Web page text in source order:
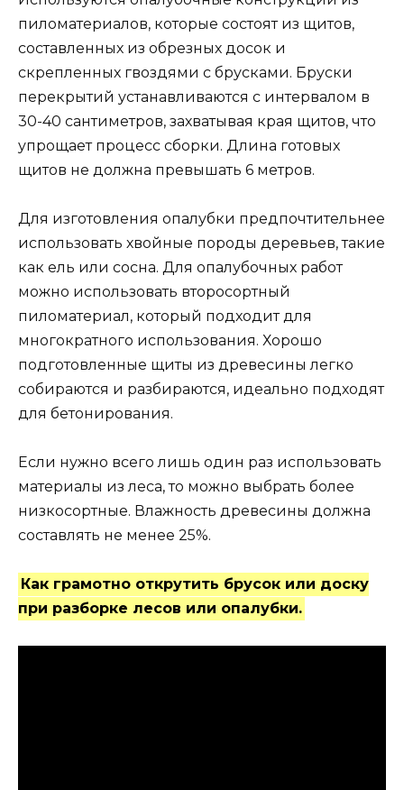
пиломатериалов, которые состоят из щитов,
составленных из обрезных досок и
скрепленных гвоздями с брусками. Бруски
перекрытий устанавливаются с интервалом в
30-40 сантиметров, захватывая края щитов, что
упрощает процесс сборки. Длина готовых
щитов не должна превышать 6 метров.
Для изготовления опалубки предпочтительнее
использовать хвойные породы деревьев, такие
как ель или сосна. Для опалубочных работ
можно использовать второсортный
пиломатериал, который подходит для
многократного использования. Хорошо
подготовленные щиты из древесины легко
собираются и разбираются, идеально подходят
для бетонирования.
Если нужно всего лишь один раз использовать
материалы из леса, то можно выбрать более
низкосортные. Влажность древесины должна
составлять не менее 25%.
Как грамотно открутить брусок или доску
при разборке лесов или опалубки.